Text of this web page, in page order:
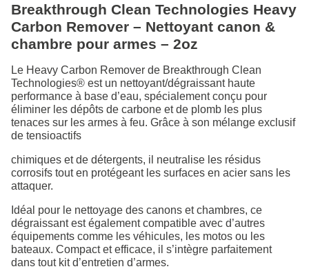
Breakthrough Clean Technologies Heavy
Carbon Remover – Nettoyant canon &
chambre pour armes – 2oz
Le Heavy Carbon Remover de Breakthrough Clean
Technologies® est un nettoyant/dégraissant haute
performance à base d’eau, spécialement conçu pour
éliminer les dépôts de carbone et de plomb les plus
tenaces sur les armes à feu. Grâce à son mélange exclusif
de tensioactifs
chimiques et de détergents, il neutralise les résidus
corrosifs tout en protégeant les surfaces en acier sans les
attaquer.
Idéal pour le nettoyage des canons et chambres, ce
dégraissant est également compatible avec d’autres
équipements comme les véhicules, les motos ou les
bateaux. Compact et efficace, il s’intègre parfaitement
dans tout kit d’entretien d’armes.